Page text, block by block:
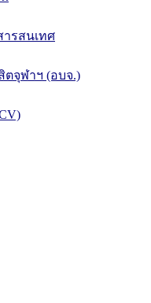
รสนเทศ
จุฬาฯ (อบจ.)